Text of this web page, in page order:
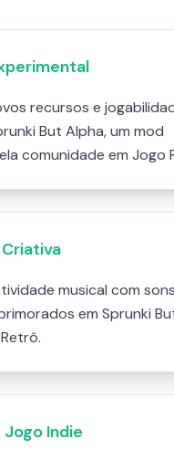
recursos e
But Alpha, um mod
comunidade em Jogo
musical com
em Sprunki
Indie